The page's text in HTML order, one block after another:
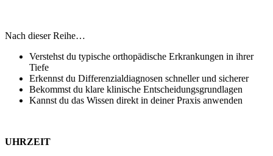
Nach dieser Reihe…
Verstehst du typische orthopädische Erkrankungen in ihrer
Tiefe
Erkennst du Differenzialdiagnosen schneller und sicherer
Bekommst du klare klinische Entscheidungsgrundlagen
Kannst du das Wissen direkt in deiner Praxis anwenden
UHRZEIT